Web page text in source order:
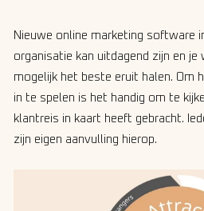
Nieuwe online marketing software
organisatie kan uitdagend zijn en je
mogelijk het beste eruit halen. Om
in te spelen is het handig om te
klantreis in kaart heeft gebracht.
zijn eigen aanvulling hierop.